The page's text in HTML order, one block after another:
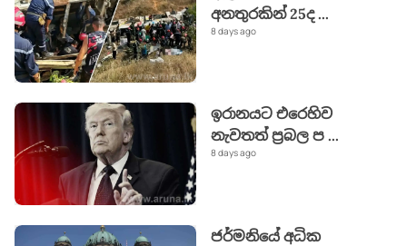
අනතුරකින් 25ද...
8 days ago
ඉරානයට එරෙහිව
නැවතත් ප්‍රබල ප ...
8 days ago
ජර්මනියේ අධික